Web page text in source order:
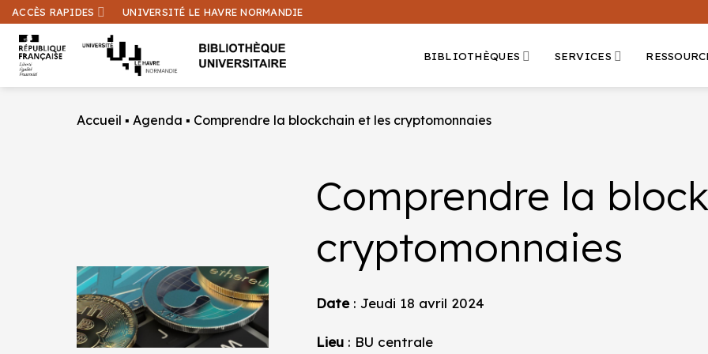
Passer
au
contenu
ACCÈS RAPIDES UNIVERSITÉ LE HAVRE NORMANDIE
BIBLIOTHÈQUES SERVICES
Accueil ▪Agenda ▪ Comprendre la blockchain et les cryptomonnaies
Comprendre la
cryptomonnaies
Date: Jeudi 18 avril 2024
Lieu: BU centrale